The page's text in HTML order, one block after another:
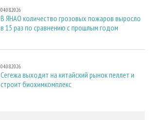
04.08.2026
В ЯНАО количество грозовых пожаров выросло
в 15 раз по сравнению с прошлым годом
04.08.2026
Сегежа выходит на китайский рынок пеллет и
строит биохимкомплекс